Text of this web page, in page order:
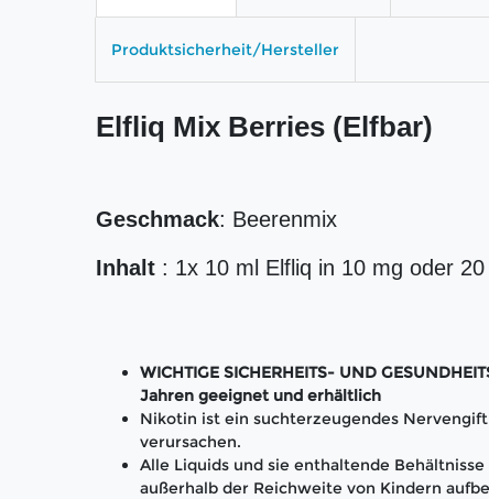
Produktsicherheit/Hersteller
Elfliq Mix Berries (Elfbar)
Geschmack: Beerenmix
Inhalt : 1x 10 ml Elfliq in 10 mg oder
WICHTIGE SICHERHEITS- UND
Jahren geeignet und erhältlich
Nikotin ist ein suchterzeugendes
verursachen.
Alle Liquids und sie enthaltende
außerhalb der Reichweite von Kindern